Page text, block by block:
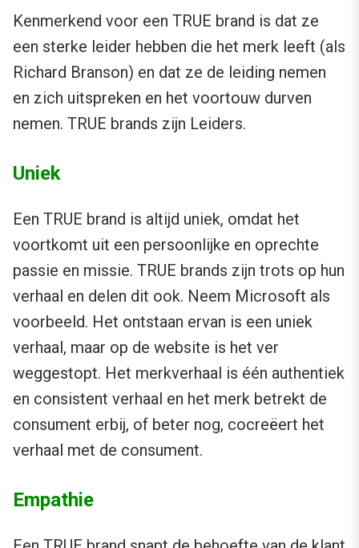
Kenmerkend voor een TRUE brand is dat ze
een sterke leider hebben die het merk leeft (als
Richard Branson) en dat ze de leiding nemen
en zich uitspreken en het voortouw durven
nemen. TRUE brands zijn Leiders.
Uniek
Een TRUE brand is altijd uniek, omdat het
voortkomt uit een persoonlijke en oprechte
passie en missie. TRUE brands zijn trots op hun
verhaal en delen dit ook. Neem Microsoft als
voorbeeld. Het ontstaan ervan is een uniek
verhaal, maar op de website is het ver
weggestopt. Het merkverhaal is één authentiek
en consistent verhaal en het merk betrekt de
consument erbij, of beter nog, cocreëert het
verhaal met de consument.
Empathie